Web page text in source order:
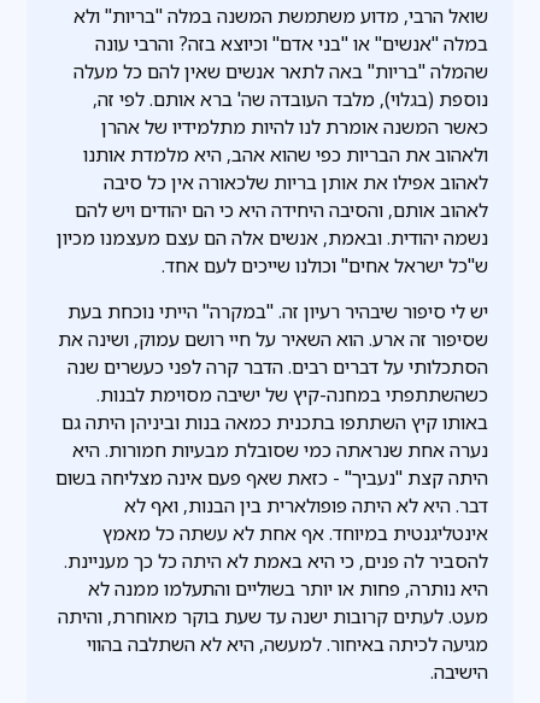
שואל הרבי, מדוע משתמשת המשנה במלה "בריות" ולא
במלה "אנשים" או "בני אדם" וכיוצא בזה? והרבי עונה
שהמלה "בריות" באה לתאר אנשים שאין להם כל מעלה
נוספת (בגלוי), מלבד העובדה שה' ברא אותם. לפי זה,
כאשר המשנה אומרת לנו להיות מתלמידיו של אהרן
ולאהוב את הבריות כפי שהוא אהב, היא מלמדת אותנו
לאהוב אפילו את אותן בריות שלכאורה אין כל סיבה
לאהוב אותם, והסיבה היחידה היא כי הם יהודים ויש להם
נשמה יהודית. ובאמת, אנשים אלה הם עצם מעצמנו מכיון
ש"כל ישראל אחים" וכולנו שייכים לעם אחד.
יש לי סיפור שיבהיר רעיון זה. "במקרה" הייתי נוכחת בעת
שסיפור זה ארע. הוא השאיר על חיי רושם עמוק, ושינה את
הסתכלותי על דברים רבים. הדבר קרה לפני כעשרים שנה
כשהשתתפתי במחנה-קיץ של ישיבה מסוימת לבנות.
באותו קיץ השתתפו בתכנית כמאה בנות וביניהן היתה גם
נערה אחת שנראתה כמי שסובלת מבעיות חמורות. היא
היתה קצת "נעביך" - כזאת שאף פעם אינה מצליחה בשום
דבר. היא לא היתה פופולארית בין הבנות, ואף לא
אינטליגנטית במיוחד. אף אחת לא עשתה כל מאמץ
להסביר לה פנים, כי היא באמת לא היתה כל כך מעניינת.
היא נותרה, פחות או יותר בשוליים והתעלמו ממנה לא
מעט. לעתים קרובות ישנה עד שעת בוקר מאוחרת, והיתה
מגיעה לכיתה באיחור. למעשה, היא לא השתלבה בהווי
הישיבה.